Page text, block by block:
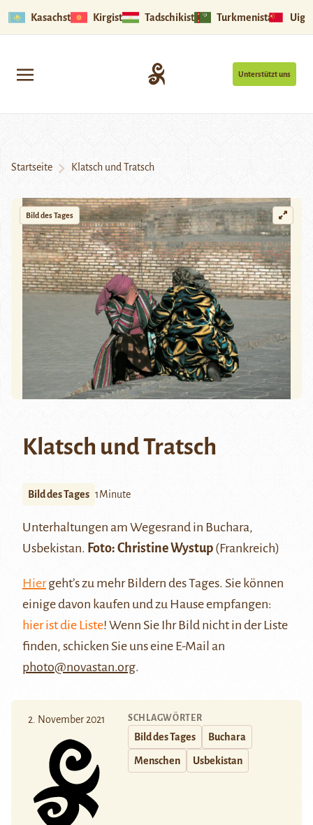
Kasachstan Kirgistan Tadschikistan Turkmenistan
Unterstützt uns
Startseite Klatsch und Tratsch
Bild des Tages
Klatsch und Tratsch
Bild des Tages 1Minute
Unterhaltungen am Wegesrand in Buchara,
Usbekistan. Foto: Christine Wystup (Frankreich)
Hiergeht’s zu mehr Bildern des Tages. Sie können
einige davon kaufen und zu Hause empfangen:
hier ist die Liste! Wenn Sie Ihr Bild nicht in der Liste
finden, schicken Sie uns eine E-Mail an
photo@novastan.org.
2. November 2021 SCHLAGWÖRTER
Bild des Tages Buchara
Menschen Usbekistan